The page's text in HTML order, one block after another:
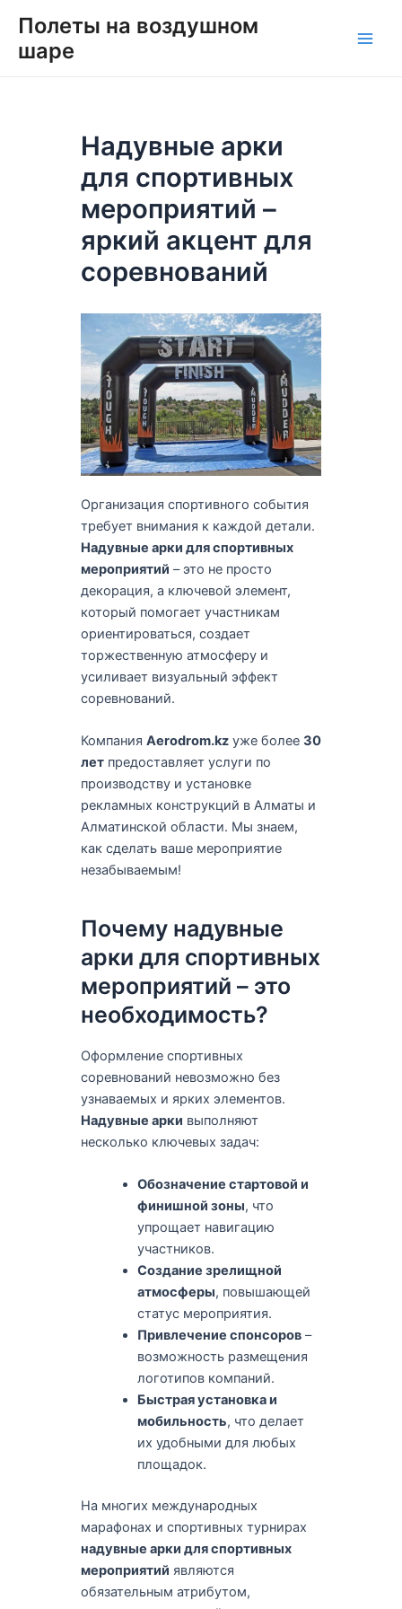
содержимому
Полеты на воздушном
шаре
Надувные арки
для спортивных
мероприятий –
яркий акцент для
соревнований
Организация спортивного события
требует внимания к каждой детали.
Надувные арки для спортивных
мероприятий – это не просто
декорация, а ключевой элемент,
который помогает участникам
ориентироваться, создает
торжественную атмосферу и
усиливает визуальный эффект
соревнований.
Компания Aerodrom.kzуже более 30
летпредоставляет услуги по
производству и установке
рекламных конструкций в Алматы и
Алматинской области. Мы знаем,
как сделать ваше мероприятие
незабываемым!
Почему надувные
арки для спортивных
мероприятий – это
необходимость?
Оформление спортивных
соревнований невозможно без
узнаваемых и ярких элементов.
Надувные арки выполняют
несколько ключевых задач:
Обозначение стартовой и
финишной зоны, что
упрощает навигацию
участников.
Создание зрелищной
атмосферы, повышающей
статус мероприятия.
Привлечение спонсоров –
возможность размещения
логотипов компаний.
Быстрая установка и
мобильность, что делает
их удобными для любых
площадок.
На многих международных
марафонах и спортивных турнирах
надувные арки для спортивных
мероприятий являются
обязательным атрибутом,
по
записям